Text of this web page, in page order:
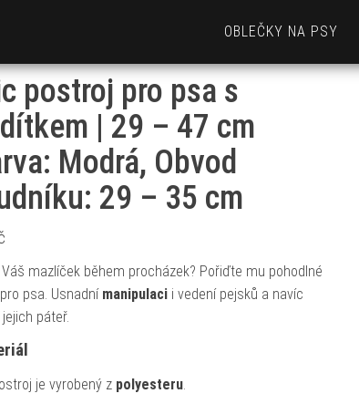
OBLEČKY NA PSY
postroj pro psa s
| 29 – 47 cm
Modrá, Obvod
29 – 35 cm
mazlíček během procházek? Pořiďte mu pohodlné
psa. Usnadní manipulacii vedení pejsků a navíc
páteř.
je vyrobený z polyesteru.